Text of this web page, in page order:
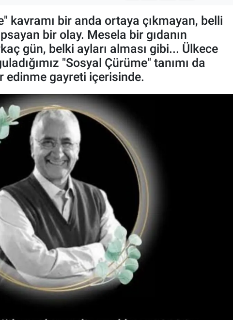
kavramı bir anda ortaya çıkmayan, belli
bir olay. Mesela bir gıdanın
gün, belki ayları alması gibi... Ülkece
"Sosyal Çürüme" tanımı da
edinme gayreti içerisinde.